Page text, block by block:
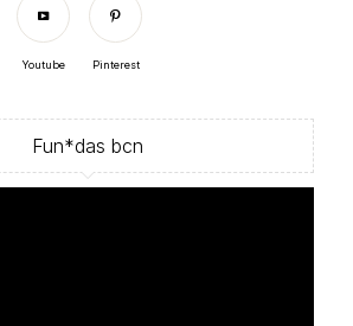
Youtube Pinterest
Fun*das bcn